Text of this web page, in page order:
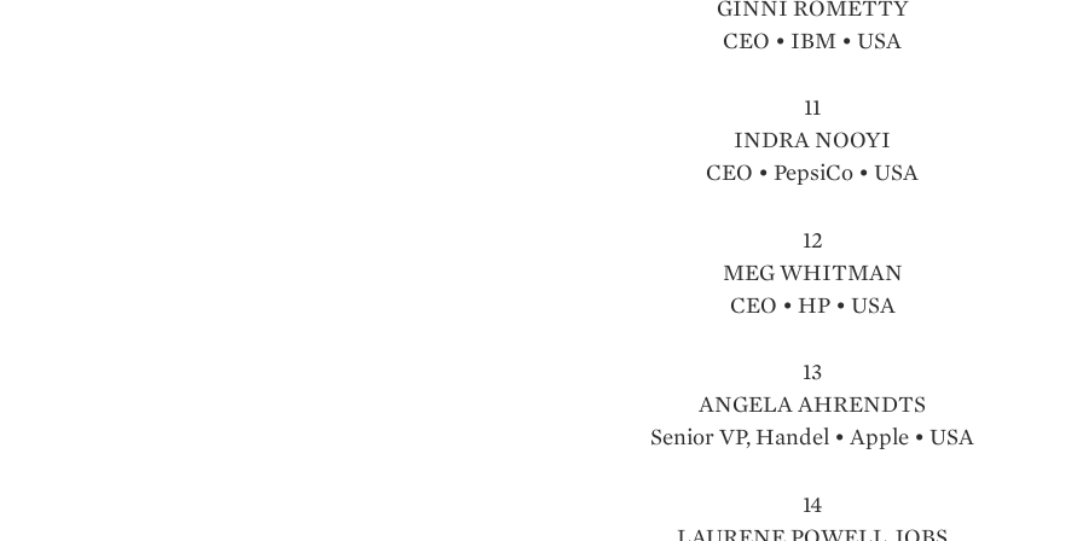
GINNI ROMETTY
CEO • IBM • USA
11
INDRA NOOYI
CEO • PepsiCo • USA
12
MEG WHITMAN
CEO • HP • USA
13
ANGELA AHRENDTS
Senior VP, Handel • Apple • USA
14